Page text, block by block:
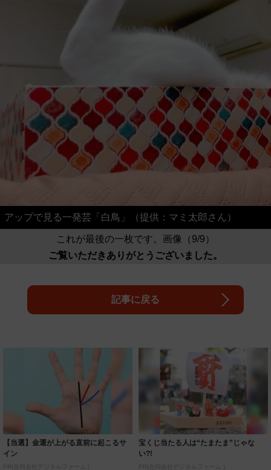
アップで見る一発芸「白鳥」（提供：マミ太郎さん）
これが最後の一枚です。画像（9/9）
ご覧いただきありがとうございました。
記事に戻る
【当選】金運が上がる直前に起こるサ
イン
PR(合同会社デジタルファーム )
宝くじ当たる人は“たまたま”じゃな
い?!
PR(合同会社デジタルファーム )